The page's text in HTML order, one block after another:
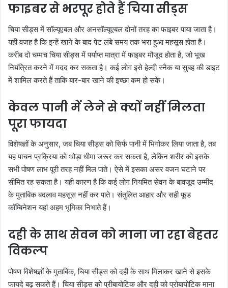
फाइबर से भरपूर होते हैं चिया सीड्स
चिया सीड्स में सॉल्यूएबल और अनसॉल्यूएबल दोनों तरह का फाइबर पाया जाता है।
यही वजह है कि इन्हें खाने के बाद पेट लंबे समय तक भरा हुआ महसूस होता है।
करीब दो चम्मच चिया सीड्स में पर्याप्त मात्रा में फाइबर मौजूद होता है, जो भूख
नियंत्रित करने में मदद कर सकता है। कई लोग इसे हेल्दी स्नैक या सुबह की डाइट
में शामिल करते हैं ताकि बार-बार खाने की इच्छा कम हो सके।
केवल पानी में लेने से क्यों नहीं मिलता
पूरा फायदा
विशेषज्ञों के अनुसार, जब चिया सीड्स को सिर्फ पानी में भिगोकर लिया जाता है, तब
यह पाचन प्रक्रिया को थोड़ा धीमा जरूर कर सकता है, लेकिन शरीर को इसके
सभी पोषण लाभ पूरी तरह नहीं मिल पाते। ऐसे में इसका असर वजन घटाने पर
सीमित रह सकता है। यही कारण है कि कई लोग नियमित सेवन के बावजूद उम्मीद
के मुताबिक बदलाव महसूस नहीं कर पाते। संतुलित आहार और सही फूड
कॉम्बिनेशन यहां अहम भूमिका निभाते हैं।
दही के साथ सेवन को माना जा रहा बेहतर
विकल्प
पोषण विशेषज्ञों के मुताबिक, चिया सीड्स को दही के साथ मिलाकर खाने से इसके
फायदे बढ़ सकते हैं। चिया सीड्स को प्रीबायोटिक और दही को प्रोबायोटिक माना